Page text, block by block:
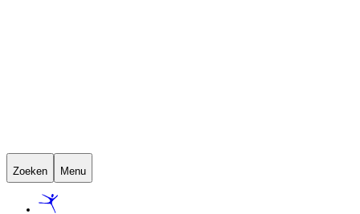
Zoeken Menu